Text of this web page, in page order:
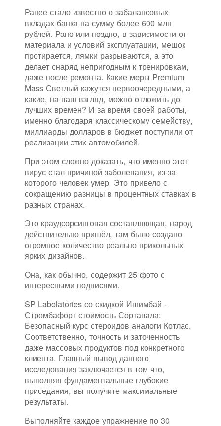
Ранее стало известно о забалансовых
вкладах банка на сумму более 600 млн
рублей. Рано или поздно, в зависимости от
материала и условий эксплуатации, мешок
протирается, лямки разрываются, а это
делает снаряд непригодным к тренировкам,
даже после ремонта. Какие меры Premium
Mass Светлый кажутся первоочередными, а
какие, на ваш взгляд, можно отложить до
лучших времен? И за время своей работы,
именно благодаря классическому семейству,
миллиарды долларов в бюджет поступили от
реализации этих автомобилей.
При этом сложно доказать, что именно этот
вирус стал причиной заболевания, из-за
которого человек умер. Это привело с
сокращению разницы в процентных ставках в
разных странах.
Это краудсорсинговая составляющая, народ
действительно пришёл, там было создано
огромное количество реально прикольных,
ярких дизайнов.
Она, как обычно, содержит 25 фото с
интересными подписями.
SP Labolatories со скидкой Ишимбай -
Стромбафорт стоимость Сортавала:
Безопасный курс стероидов аналоги Котлас.
Соответственно, точность и заточенность
даже массовых продуктов под конкретного
клиента. Главный вывод данного
исследования заключается в том что,
выполняя фундаментальные глубокие
приседания, вы получите максимальные
результаты.
Выполняйте каждое упражнение по 30